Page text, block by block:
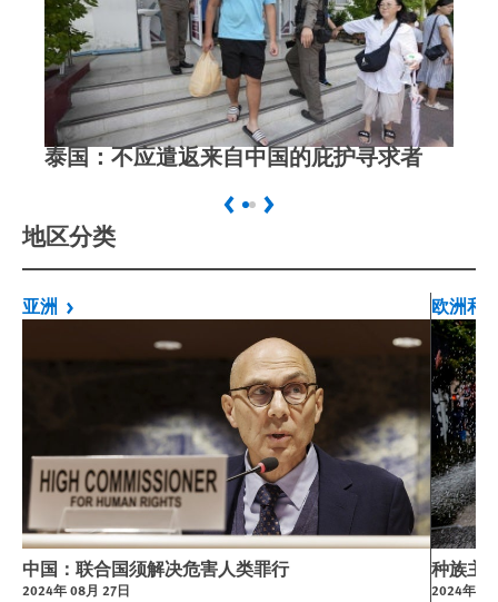
泰国：不应遣返来自中国的庇护寻求者
地区分类
亚洲
中国：联合国须解决危害人类罪行
2024年 08月 27日
欧洲和
种族主
2024年 08